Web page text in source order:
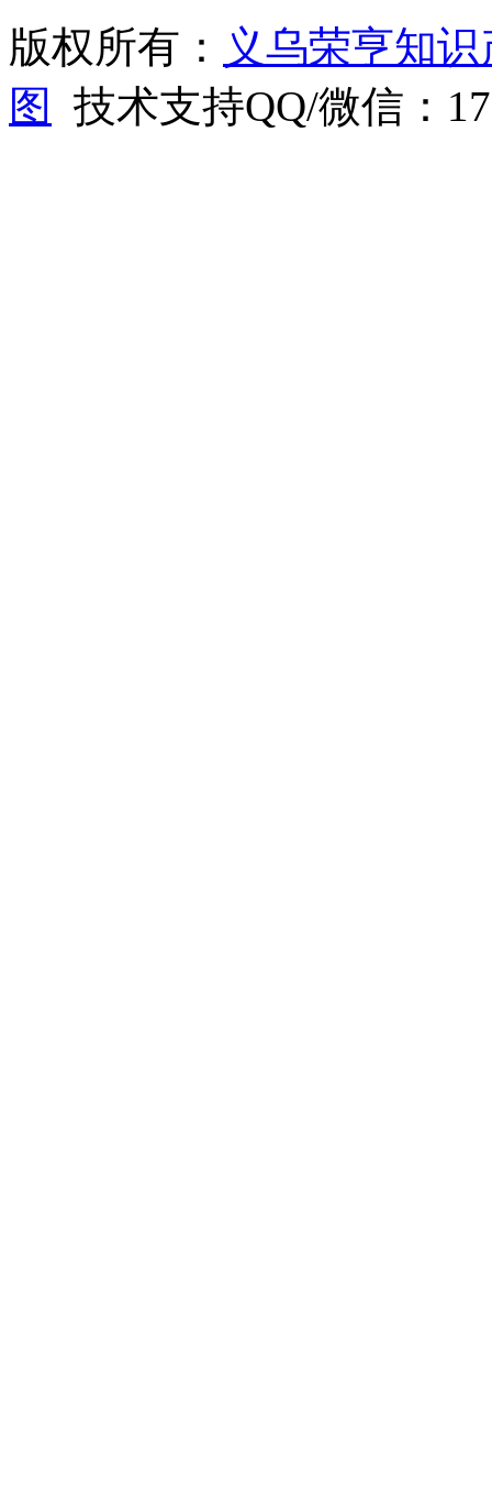
版权所有： 义乌荣亨知
图
技术支持QQ/微信：